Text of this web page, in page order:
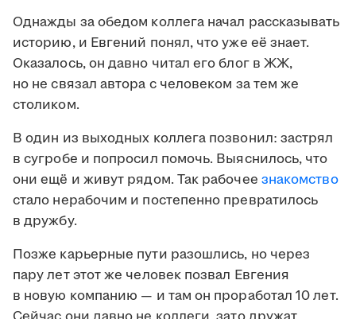
Однажды за обедом коллега начал рассказывать
историю, и Евгений понял, что уже её знает.
Оказалось, он давно читал его блог в ЖЖ,
но не связал автора с человеком за тем же
столиком.
В один из выходных коллега позвонил: застрял
в сугробе и попросил помочь. Выяснилось, что
они ещё и живут рядом. Так рабочее знакомство
стало нерабочим и постепенно превратилось
в дружбу.
Позже карьерные пути разошлись, но через
пару лет этот же человек позвал Евгения
в новую компанию — и там он проработал 10 лет.